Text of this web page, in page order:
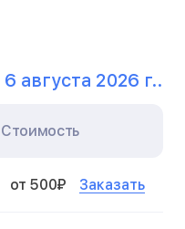
6 августа 2026 г..
Стоимость
от 500₽ Заказать